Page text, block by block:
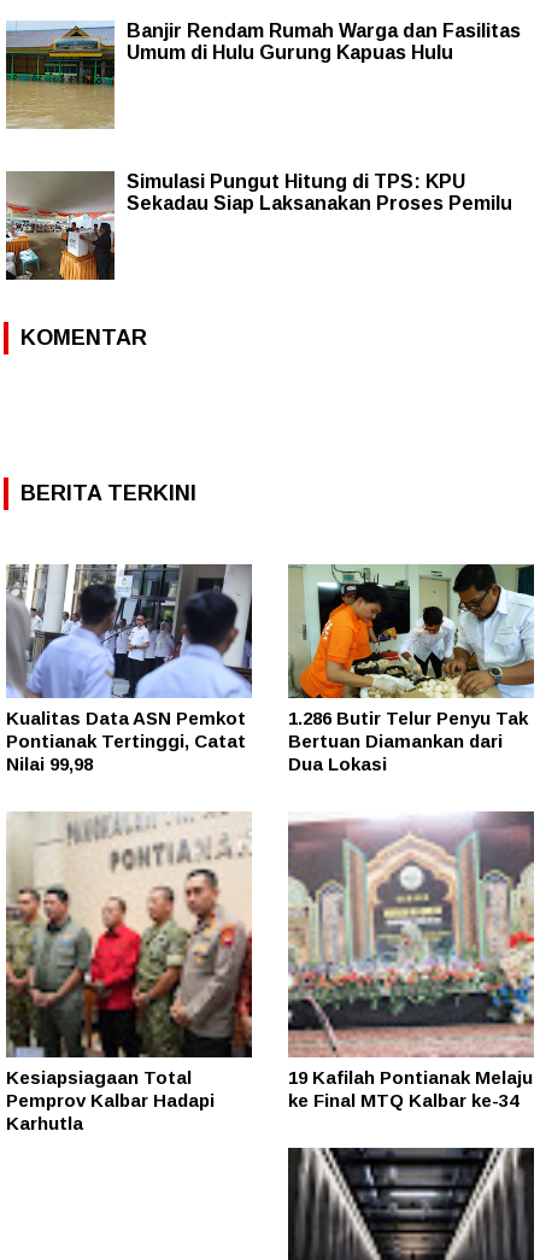
Banjir Rendam Rumah Warga dan Fasilitas
Umum di Hulu Gurung Kapuas Hulu
Simulasi Pungut Hitung di TPS: KPU
Sekadau Siap Laksanakan Proses Pemilu
KOMENTAR
BERITA TERKINI
Kualitas Data ASN Pemkot
Pontianak Tertinggi, Catat
Nilai 99,98
1.286 Butir Telur Penyu Tak
Bertuan Diamankan dari
Dua Lokasi
Kesiapsiagaan Total
Pemprov Kalbar Hadapi
Karhutla
19 Kafilah Pontianak Melaju
ke Final MTQ Kalbar ke-34